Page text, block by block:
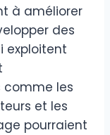
à améliorer
des
exploitent
comme les
et les
pourraient